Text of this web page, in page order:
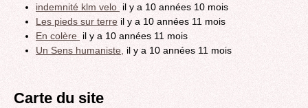
indemnité klm velo il y a 10 années 10 mois
Les pieds sur terre il y a 10 années 11 mois
En colère il y a 10 années 11 mois
Un Sens humaniste, il y a 10 années 11 mois
Carte du site